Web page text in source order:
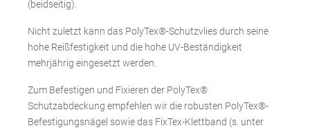
(beidseitig).
Nicht zuletzt kann das PolyTex®-Schutzvlies durch seine
hohe Reißfestigkeit und die hohe UV-Beständigkeit
mehrjährig eingesetzt werden.
Zum Befestigen und Fixieren der PolyTex®
Schutzabdeckung empfehlen wir die robusten PolyTex®-
Befestigungsnägel sowie das FixTex-Klettband (s. unter